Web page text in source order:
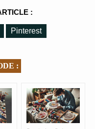
:
Pinterest
: